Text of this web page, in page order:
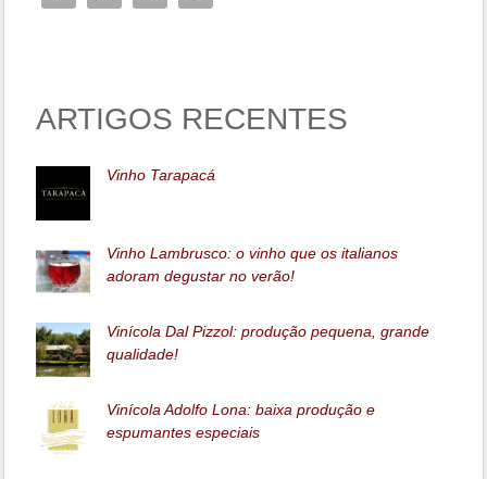
ARTIGOS RECENTES
Vinho Tarapacá
Vinho Lambrusco: o vinho que os italianos
adoram degustar no verão!
Vinícola Dal Pizzol: produção pequena, grande
qualidade!
Vinícola Adolfo Lona: baixa produção e
espumantes especiais